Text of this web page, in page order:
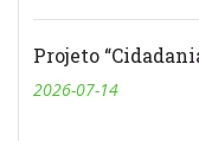
Projeto
2026-07-14